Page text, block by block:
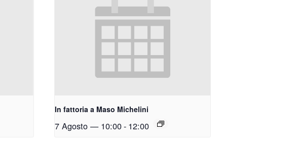
In fattoria a Maso Michelini
7 Agosto — 10:00- 12:00